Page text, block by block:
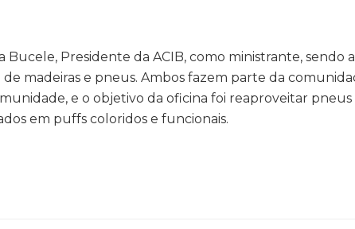
Bucele, Presidente da ACIB, como ministrante, sendo
madeiras e pneus. Ambos fazem parte da
e o objetivo da oficina foi reaproveitar
em puffs coloridos e funcionais.